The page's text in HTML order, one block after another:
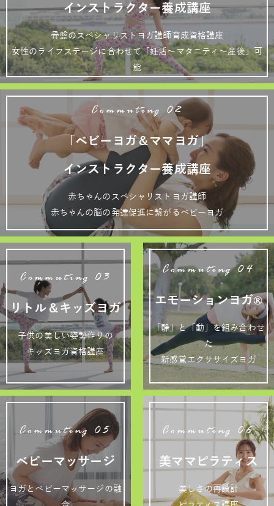
インストラクター養成講座
骨盤のスペシャリストヨガ講師育成資格講座
女性のライフステージに合わせて「妊活～マタニティ～産後」可
能
Commuting 02
「ベビーヨガ＆ママヨガ」
インストラクター養成講座
赤ちゃんのスペシャリストヨガ講師
赤ちゃんの脳の発達促進に繋がるベビーヨガ
Commuting 03
リトル＆キッズヨガ
子供の美しい姿勢作りの
キッズヨガ資格講座
Commuting 04
エモーションヨガ®
「静」と「動」を組み合わせ
た
新感覚エクササイズヨガ
Commuting 05
ベビーマッサージ
ヨガとベビーマッサージの融
Commuting 06
美ママピラティス
美しさの再設計